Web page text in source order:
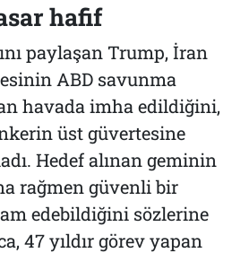
hafif
paylaşan Trump, İran
ABD savunma
havada imha edildiğini,
üst güvertesine
Hedef alınan geminin
rağmen güvenli bir
edebildiğini sözlerine
47 yıldır görev yapan